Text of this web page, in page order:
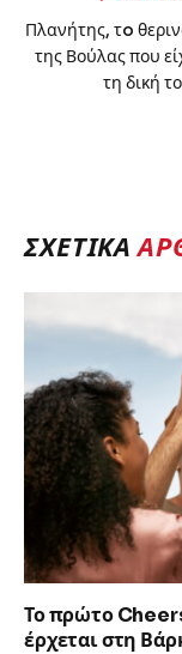
Πλανήτης, τo
της Βούλας που
τη δική
ΣΧΕΤΙΚΆ
Το πρώτο
έρχεται στη